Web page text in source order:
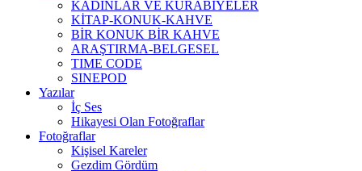
KADINLAR VE KURABİYELER
KİTAP-KONUK-KAHVE
BİR KONUK BİR KAHVE
ARAŞTIRMA-BELGESEL
TIME CODE
SINEPOD
Yazılar
İç Ses
Hikayesi Olan Fotoğraflar
Fotoğraflar
Kişisel Kareler
Gezdim Gördüm